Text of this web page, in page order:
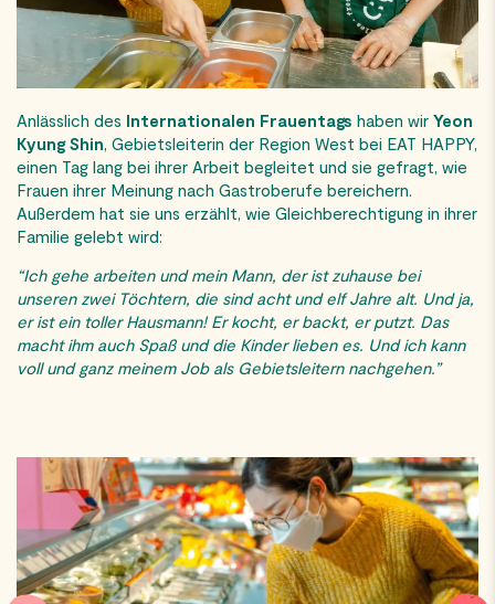
Anlässlich des Internationalen Frauentags haben wir Yeon
Kyung Shin, Gebietsleiterin der Region West bei EAT HAPPY,
einen Tag lang bei ihrer Arbeit begleitet und sie gefragt, wie
Frauen ihrer Meinung nach Gastroberufe bereichern.
Außerdem hat sie uns erzählt, wie Gleichberechtigung in ihrer
Familie gelebt wird:
“Ich gehe arbeiten und mein Mann, der ist zuhause bei
unseren zwei Töchtern, die sind acht und elf Jahre alt. Und ja,
er ist ein toller Hausmann! Er kocht, er backt, er putzt. Das
macht ihm auch Spaß und die Kinder lieben es. Und ich kann
voll und ganz meinem Job als Gebietsleitern nachgehen.”